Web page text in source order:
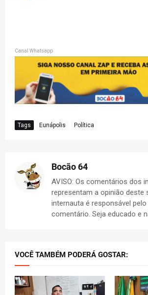
Canal Whatsapp
Tags Eunápolis Política
Bocão 64
AVISO: Os comentários dos
representam a opinião deste
internauta é responsável
comentário. Seja educado e
VOCÊ TAMBÉM PODERÁ GOSTAR: